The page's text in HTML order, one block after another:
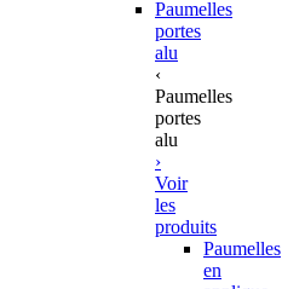
Paumelles
portes
alu
‹
Paumelles
portes
alu
›
Voir
les
produits
Paumelles
en